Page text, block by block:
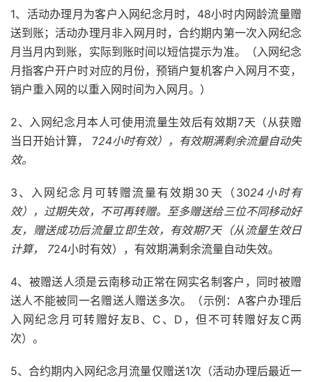
1、活动办理月为客户入网纪念月时，48小时内网龄流量赠
送到账；活动办理月非入网月时，合约期内第一次入网纪念
月当月内到账，实际到账时间以短信提示为准。（入网纪念
月指客户开户时对应的月份，预销户复机客户入网月不变，
销户重入网的以重入网时间为入网月。）
2、入网纪念月本人可使用流量生效后有效期7天（从获赠
当日开始计算， 724小时有效），有效期满剩余流量自动失
效。
3、入网纪念月可转赠流量有效期30天（3024小时有
效），过期失效，不可再转赠。至多赠送给三位不同移动好
友，赠送成功后流量立即生效，有效期7天（从流量生效日
计算， 724小时有效），有效期满剩余流量自动失效。
4、被赠送人须是云南移动正常在网实名制客户，同时被赠
送人不能被同一名赠送人赠送多次。（示例：A客户办理后
入网纪念月可转赠好友B、C、D，但不可转赠好友C两
次）。
5、合约期内入网纪念月流量仅赠送1次（活动办理后最近一